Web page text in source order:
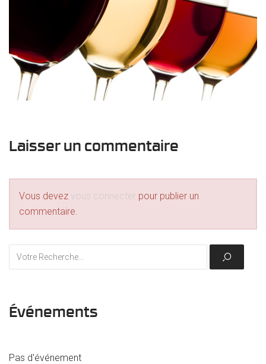
Laisser un commentaire
Vous devez vous connecter pour publier un
commentaire.
Événements
Pas d'événement